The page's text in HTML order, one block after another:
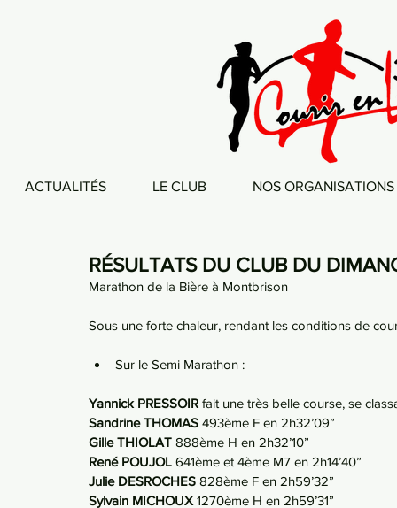
ACTUALITÉS LE CLUB NOS ORGANISATIONS
RÉSULTATS DU CLUB DU
Marathon de la Bière à Montbrison
Sous une forte chaleur, rendant les conditions de
Sur le Semi Marathon :
Yannick PRESSOIR fait une très belle course, se
Sandrine THOMAS 493ème F en 2h32’09”
Gille THIOLAT 888ème H en 2h32’10”
René POUJOL 641ème et 4ème M7 en 2h14’40”
Julie DESROCHES 828ème F en 2h59’32”
Sylvain MICHOUX 1270ème H en 2h59’31”